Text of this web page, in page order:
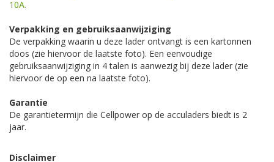
10A.
Verpakking en gebruiksaanwijziging
De verpakking waarin u deze lader ontvangt is een kartonnen
doos (zie hiervoor de laatste foto). Een eenvoudige
gebruiksaanwijziging in 4 talen is aanwezig bij deze lader (zie
hiervoor de op een na laatste foto).
Garantie
De garantietermijn die Cellpower op de acculaders biedt is 2
jaar.
Disclaimer